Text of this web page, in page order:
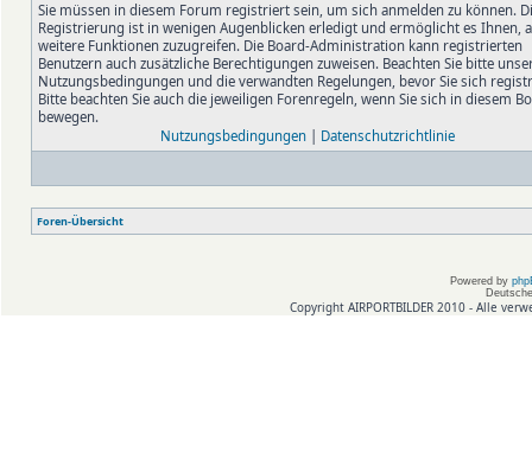
Sie müssen in diesem Forum registriert sein, um sich anmelden zu können.
Registrierung ist in wenigen Augenblicken erledigt und ermöglicht es Ihnen,
weitere Funktionen zuzugreifen. Die Board-Administration kann registrierten
Benutzern auch zusätzliche Berechtigungen zuweisen. Beachten Sie bitte
Nutzungsbedingungen und die verwandten Regelungen, bevor Sie sich
Bitte beachten Sie auch die jeweiligen Forenregeln, wenn Sie sich in diesem
bewegen.
Nutzungsbedingungen| Datenschutzrichtlinie
Foren-Übersicht
Powered by
Copyright AIRPORTBILDER 2010 - Alle